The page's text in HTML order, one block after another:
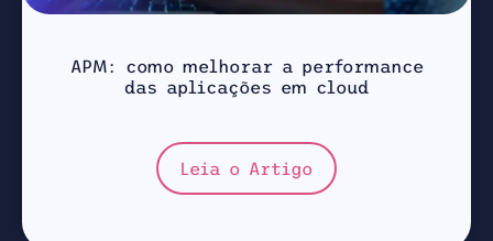
APM: como melhorar a performance
das aplicações em cloud
Leia o Artigo